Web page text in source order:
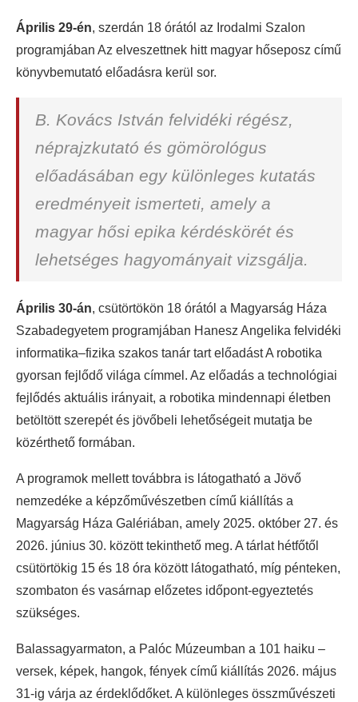
Április 29-én, szerdán 18 órától az Irodalmi Szalon
programjában Az elveszettnek hitt magyar hőseposz című
könyvbemutató előadásra kerül sor.
B. Kovács István felvidéki régész,
néprajzkutató és gömörológus
előadásában egy különleges kutatás
eredményeit ismerteti, amely a
magyar hősi epika kérdéskörét és
lehetséges hagyományait vizsgálja.
Április 30-án, csütörtökön 18 órától a Magyarság Háza
Szabadegyetem programjában Hanesz Angelika felvidéki
informatika–fizika szakos tanár tart előadást A robotika
gyorsan fejlődő világa címmel. Az előadás a technológiai
fejlődés aktuális irányait, a robotika mindennapi életben
betöltött szerepét és jövőbeli lehetőségeit mutatja be
közérthető formában.
A programok mellett továbbra is látogatható a Jövő
nemzedéke a képzőművészetben című kiállítás a
Magyarság Háza Galériában, amely 2025. október 27. és
2026. június 30. között tekinthető meg. A tárlat hétfőtől
csütörtökig 15 és 18 óra között látogatható, míg pénteken,
szombaton és vasárnap előzetes időpont-egyeztetés
szükséges.
Balassagyarmaton, a Palóc Múzeumban a 101 haiku –
versek, képek, hangok, fények című kiállítás 2026. május
31-ig várja az érdeklődőket. A különleges összművészeti